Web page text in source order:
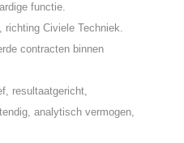
functie.
richting Civiele Techniek.
contracten binnen
resultaatgericht,
analytisch vermogen,